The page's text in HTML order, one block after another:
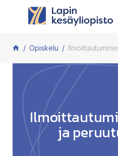
Siirry sisältöön
Opiskelu
ja